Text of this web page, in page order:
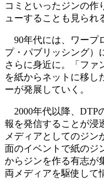
コミといったジンの作
ューすることも見られ
90年代には、ワープ
プ・パブリッシング）
さらに身近に。「ファ
を紙からネットに移し
ーが発展していく。
2000年代以降、DTP
報を発信することが浸
メディアとしてのジン
面のイベントで紙のジ
からジンを作る有志が
両メディアを駆使して